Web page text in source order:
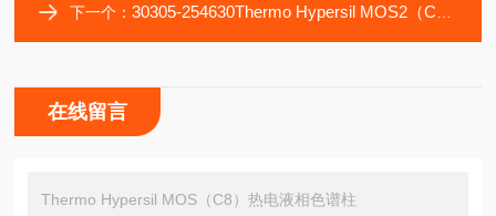
下一个：30305-254630Thermo Hypersil MOS2（C8）热电液相色谱柱
在线留言